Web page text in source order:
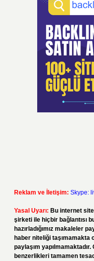
Reklam ve İletişim: Skype:
Yasal Uyarı: Bu internet
şirketi ile hiçbir bağlantısı
hazırladığımız makaleler
haber niteliği taşımamakta
paylaşım
benzerlikleri tamamen